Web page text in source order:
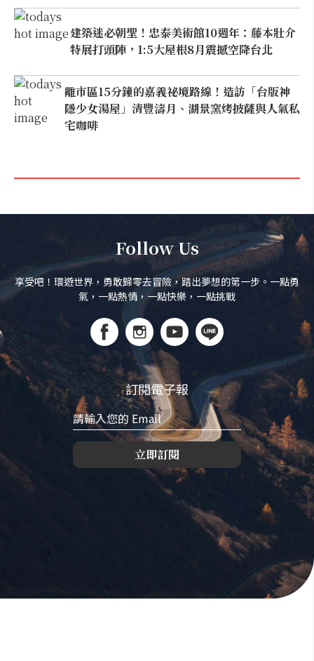
建築迷必朝聖！忠泰美術館10週年：藤本壯介
特展打頭陣，1:5大屋根8月震撼空降台北
離市區15分鐘的嘉義祕境路線！造訪「台版神
隱少女湯屋」清豐濤月、湖景窯烤披薩與人氣私
宅咖啡
Follow Us
享受吧！環遊世界，勇敢歸零去冒險，踏出夢想的第一步。一點勇
氣，一點熱情，一點快樂，一點挑戰
訂閱電子報
立即訂閱